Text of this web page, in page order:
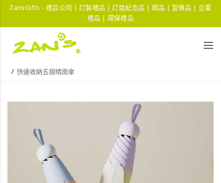
ZansGifts - 禮品公司 | 訂製禮品 | 訂造紀念品 | 贈品 | 宣傳品 | 企業
禮品 | 環保禮品
快速收納五摺晴雨傘